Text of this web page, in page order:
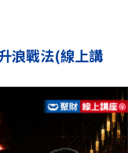
浪戰法(線上講